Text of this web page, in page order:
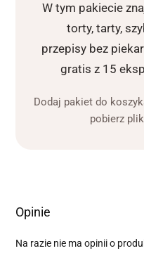
W tym pakiecie
torty, tarty,
przepisy bez
gratis z 15
Dodaj pakiet do
pobierz
Opinie
Na razie nie ma opinii o